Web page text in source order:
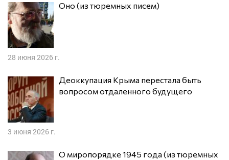
Оно (из тюремных писем)
28 июня 2026 г.
Деоккупация Крыма перестала быть
вопросом отдаленного будущего
3 июня 2026 г.
О миропорядке 1945 года (из тюремных